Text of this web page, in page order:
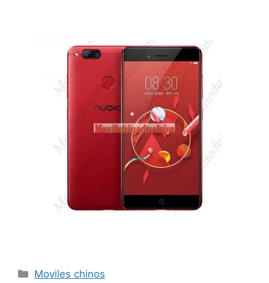
Categorías
Moviles chinos